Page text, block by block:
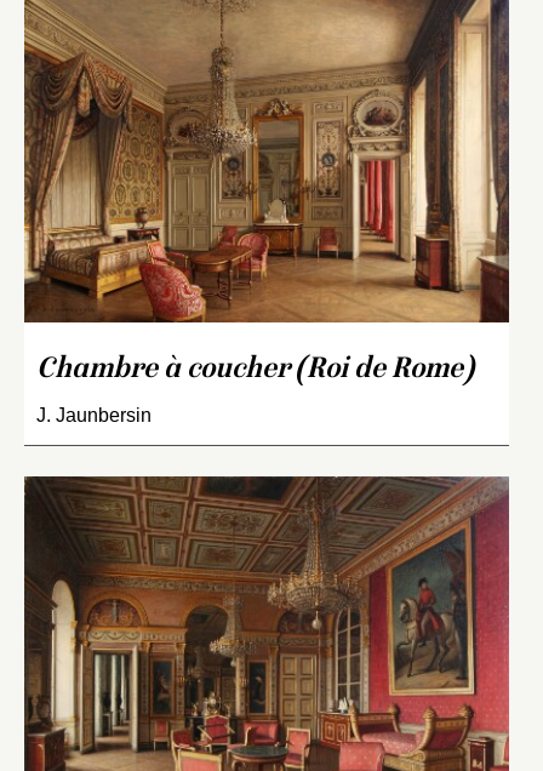
Chambre à coucher (Roi de Rome)
J. Jaunbersin